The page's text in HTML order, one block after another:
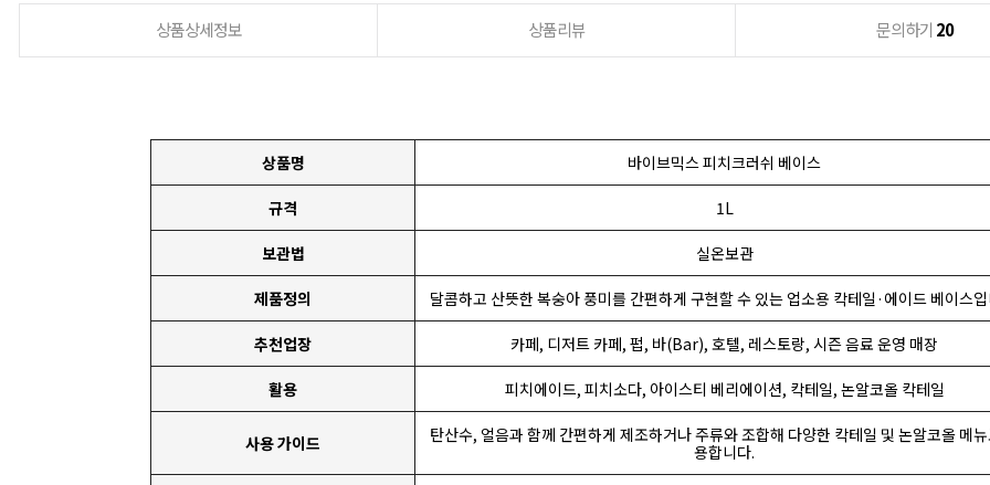
상품상세정보 상품리뷰 문의하기 20
상품명 바이브믹스 피치크러쉬 베이스
규격 1L
보관법 실온보관
제품정의 달콤하고 산뜻한 복숭아 풍미를 간편하게 구현할 수 있는 업소용 칵테일·에이드 베이스
추천업장 카페, 디저트 카페, 펍, 바(Bar), 호텔, 레스토랑, 시즌 음료 운영 매장
활용 피치에이드, 피치소다, 아이스티 베리에이션, 칵테일, 논알코올 칵테일
사용 가이드
탄산수, 얼음과 함께 간편하게 제조하거나 주류와 조합해 다양한 칵테일 및 논알코올 메
용합니다.